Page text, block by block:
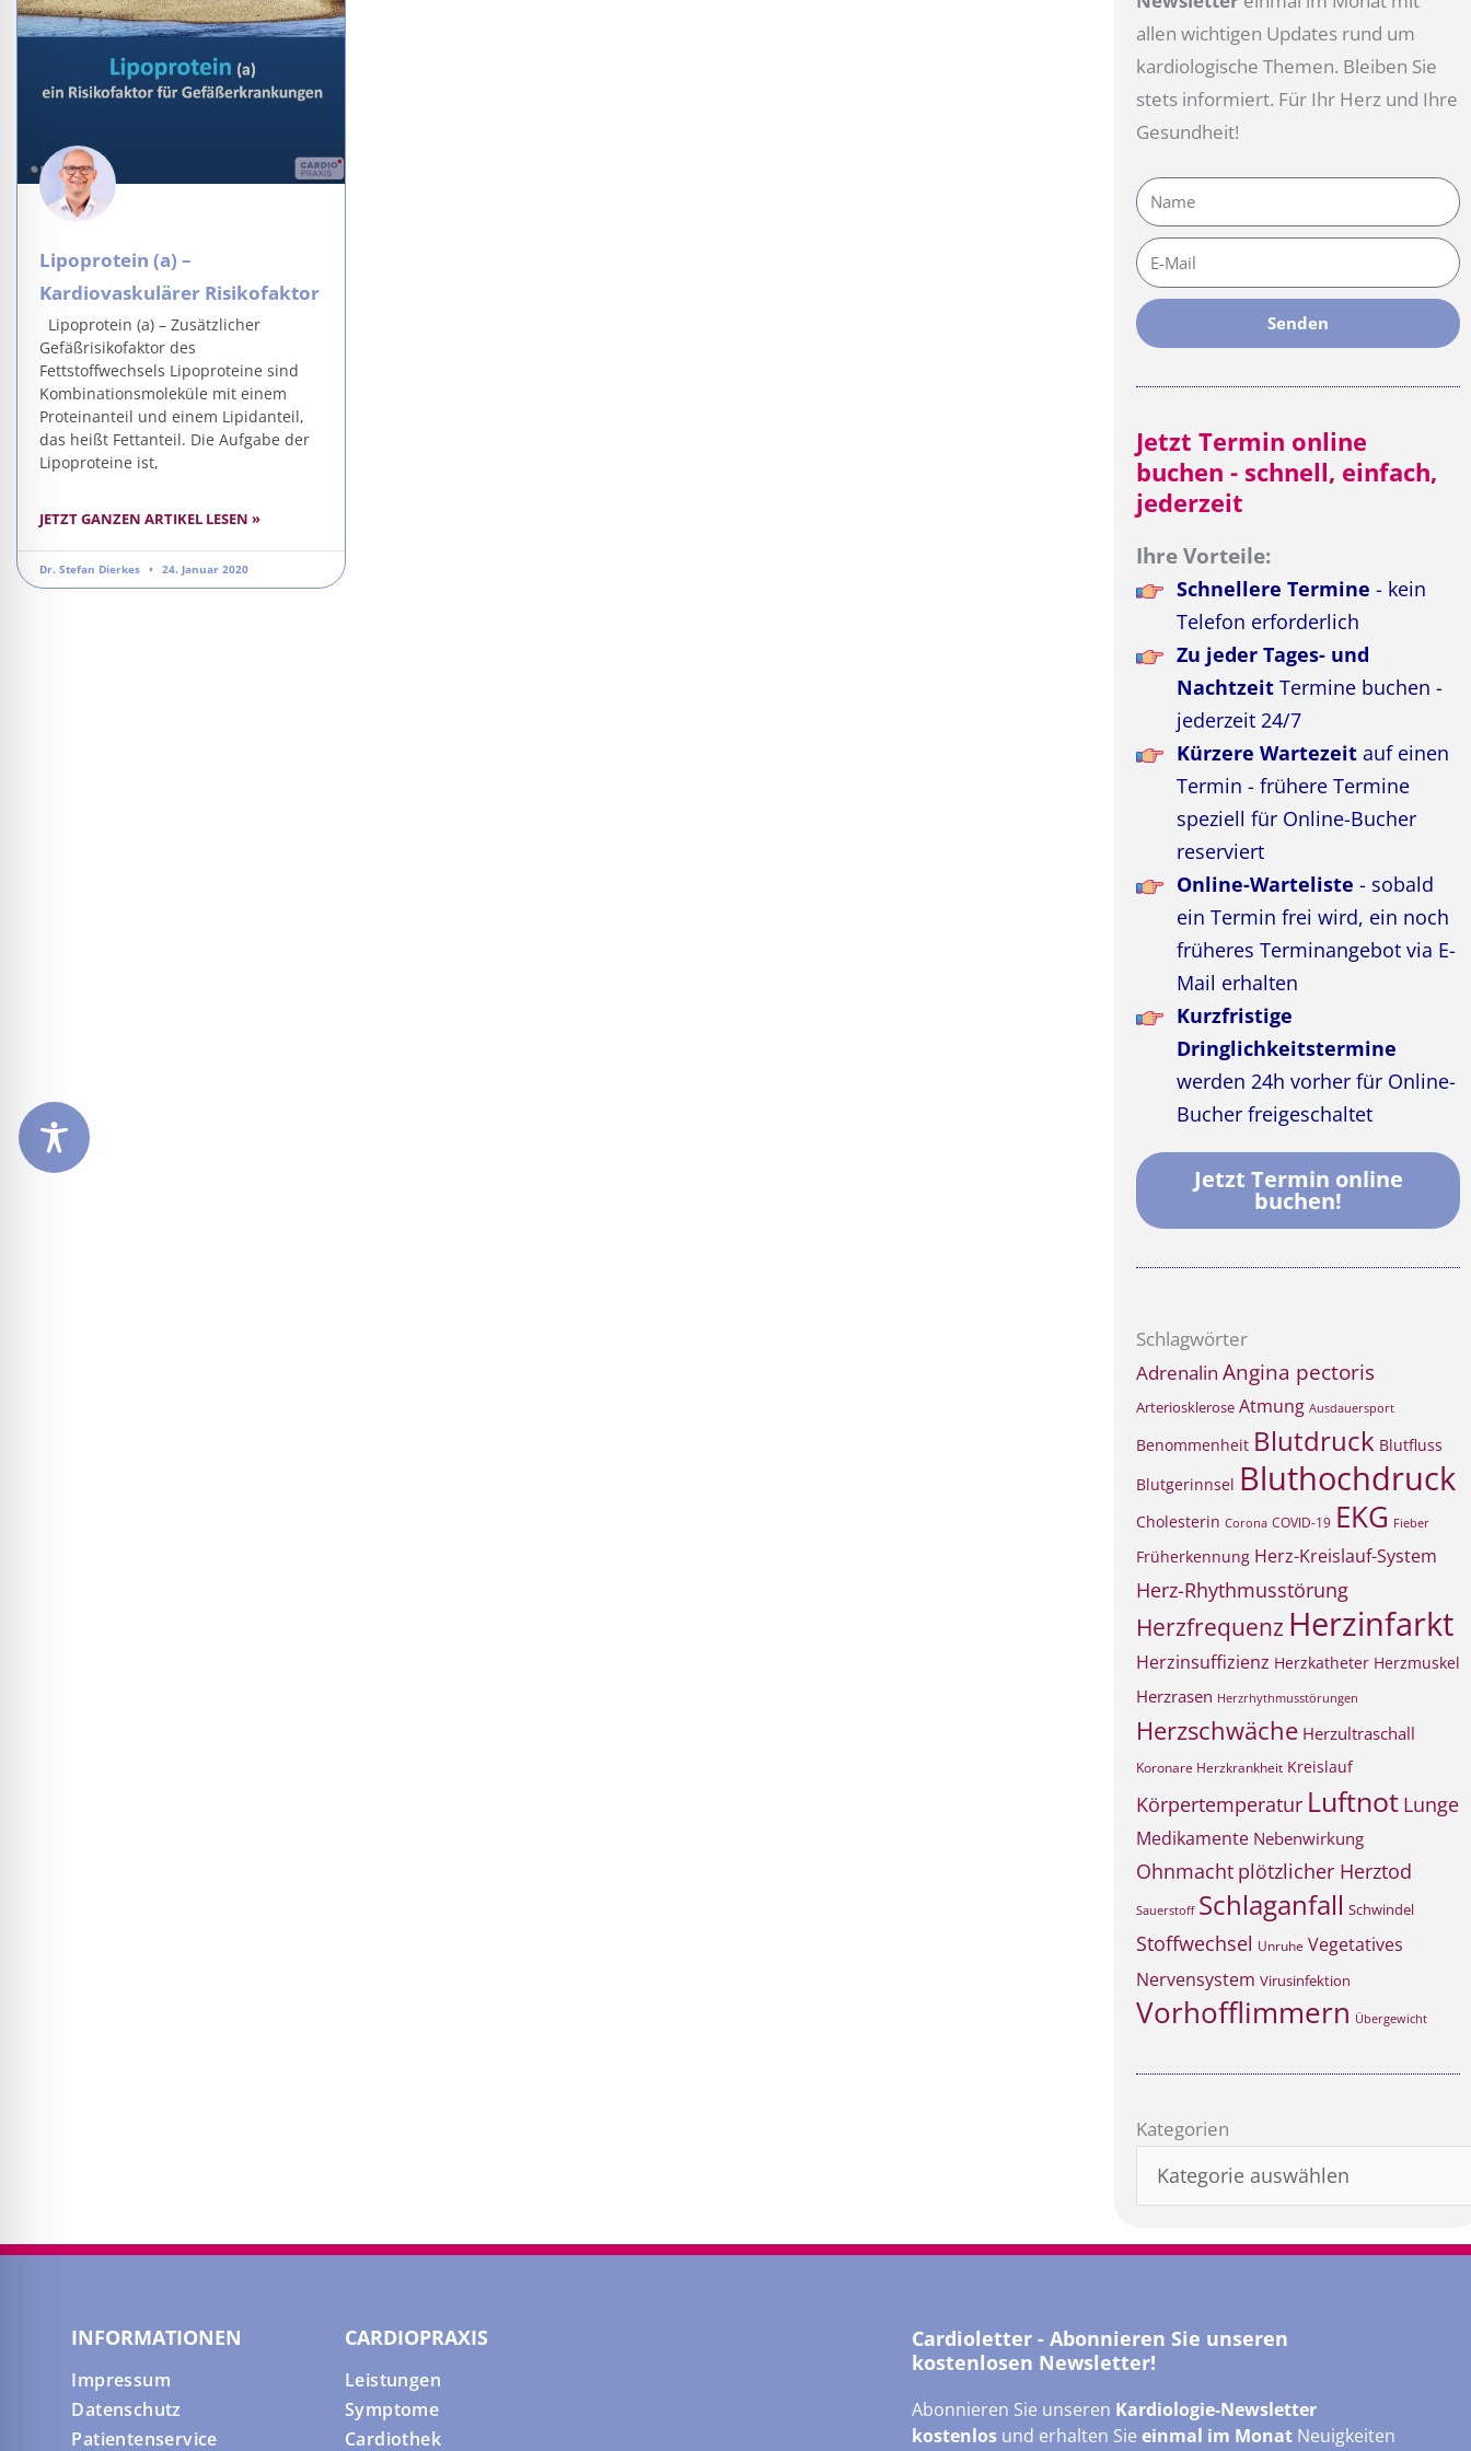
Lipoprotein (a) –
Kardiovaskulärer Risikofaktor
Lipoprotein (a) – Zusätzlicher
Gefäßrisikofaktor des
Fettstoffwechsels Lipoproteine sind
Kombinationsmoleküle mit einem
Proteinanteil und einem Lipidanteil,
das heißt Fettanteil. Die Aufgabe der
Lipoproteine ist,
JETZT GANZEN ARTIKEL LESEN »
Dr. Stefan Dierkes 24. Januar 2020
allen wichtigen Updates rund um
kardiologische Themen. Bleiben Sie
stets informiert. Für Ihr Herz und Ihre
Gesundheit!
Name
E-
Mail
Senden
Jetzt Termin online
buchen - schnell, einfach,
jederzeit
Ihre Vorteile:
Schnellere Termine - kein
Telefon erforderlich
Zu jeder Tages- und
NachtzeitTermine buchen -
jederzeit 24/7
Kürzere Wartezeitauf einen
Termin - frühere Termine
speziell für Online-Bucher
reserviert
Online-Warteliste - sobald
ein Termin frei wird, ein noch
früheres Terminangebot via E-
Mail erhalten
Kurzfristige
Dringlichkeitstermine
werden 24h vorher für Online-
Bucher freigeschaltet
Jetzt Termin online
buchen!
Schlagwörter
Adrenalin Angina pectoris
Arteriosklerose Atmung Ausdauersport
Benommenheit Blutdruck Blutfluss
Blutgerinnsel Bluthochdruck
Cholesterin Corona COVID-19 EKG Fieber
Früherkennung Herz-Kreislauf-System
Herz-Rhythmusstörung
Herzfrequenz Herzinfarkt
Herzinsuffizienz Herzkatheter Herzmuskel
Herzrasen Herzrhythmusstörungen
Herzschwäche Herzultraschall
Koronare Herzkrankheit Kreislauf
Körpertemperatur Luftnot Lunge
Medikamente Nebenwirkung
Ohnmacht plötzlicher Herztod
Sauerstoff Schlaganfall Schwindel
Stoffwechsel Unruhe Vegetatives
Nervensystem Virusinfektion
Vorhofflimmern Übergewicht
Kategorien
Kategorien
INFORMATIONEN
Impressum
Datenschutz
Patientenservice
CARDIOPRAXIS
Leistungen
Symptome
Cardiothek
Cardioletter - Abonnieren Sie unseren
kostenlosen Newsletter!
Abonnieren Sie unseren Kardiologie-Newsletter
kostenlos und erhalten Sieeinmal im Monat Neuigkeiten